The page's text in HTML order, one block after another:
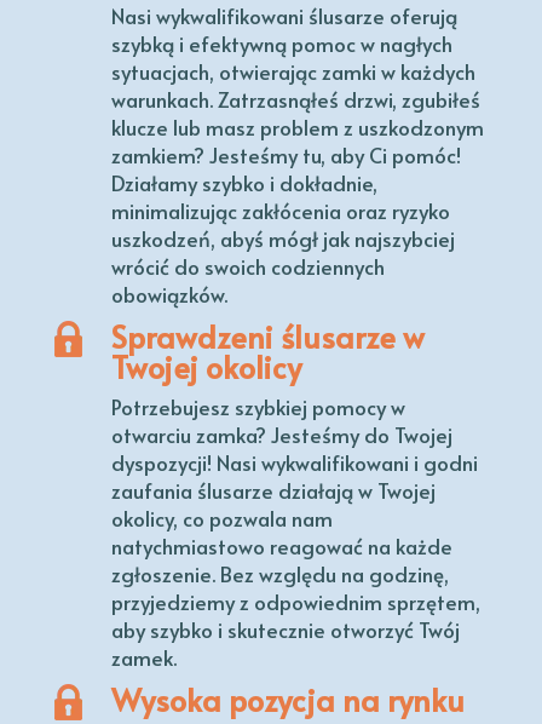
Nasi wykwalifikowani ślusarze oferują
szybką i efektywną pomoc w nagłych
sytuacjach, otwierając zamki w każdych
warunkach. Zatrzasnąłeś drzwi, zgubiłeś
klucze lub masz problem z uszkodzonym
zamkiem? Jesteśmy tu, aby Ci pomóc!
Działamy szybko i dokładnie,
minimalizując zakłócenia oraz ryzyko
uszkodzeń, abyś mógł jak najszybciej
wrócić do swoich codziennych
obowiązków.
Sprawdzeni ślusarze w
Twojej okolicy
Potrzebujesz szybkiej pomocy w
otwarciu zamka? Jesteśmy do Twojej
dyspozycji! Nasi wykwalifikowani i godni
zaufania ślusarze działają w Twojej
okolicy, co pozwala nam
natychmiastowo reagować na każde
zgłoszenie. Bez względu na godzinę,
przyjedziemy z odpowiednim sprzętem,
aby szybko i skutecznie otworzyć Twój
zamek.
Wysoka pozycja na rynku